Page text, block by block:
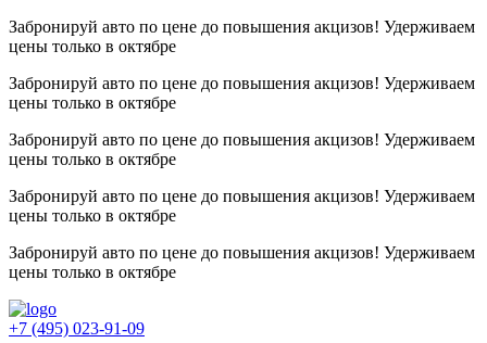
Забронируй авто по цене до повышения акцизов! Удерживаем
цены только в октябре
Забронируй авто по цене до повышения акцизов! Удерживаем
цены только в октябре
Забронируй авто по цене до повышения акцизов! Удерживаем
цены только в октябре
Забронируй авто по цене до повышения акцизов! Удерживаем
цены только в октябре
Забронируй авто по цене до повышения акцизов! Удерживаем
цены только в октябре
+7 (495) 023-91-09